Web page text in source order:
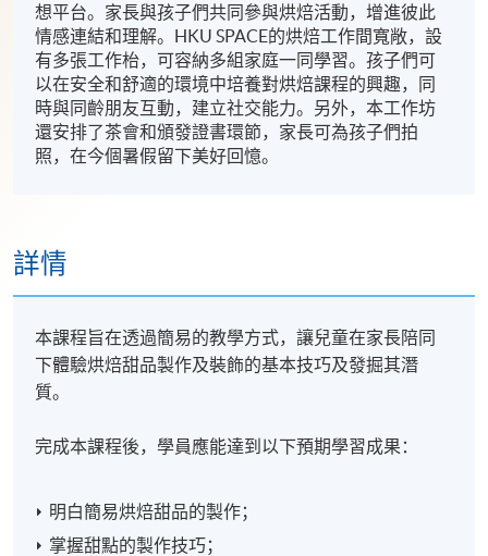
想平台。家長與孩子們共同參與烘焙活動，增進彼此
情感連結和理解。HKU SPACE的烘焙工作間寬敞，設
有多張工作枱，可容納多組家庭一同學習。孩子們可
以在安全和舒適的環境中培養對烘焙課程的興趣，同
時與同齡朋友互動，建立社交能力。另外，本工作坊
還安排了茶會和頒發證書環節，家長可為孩子們拍
照，在今個暑假留下美好回憶。
詳情
本課程旨在透過簡易的教學方式，讓兒童在家長陪同
下體驗烘焙甜品製作及裝飾的基本技巧及發掘其潛
質。
完成本課程後，學員應能達到以下預期學習成果：
明白簡易烘焙甜品的製作；
掌握甜點的製作技巧；